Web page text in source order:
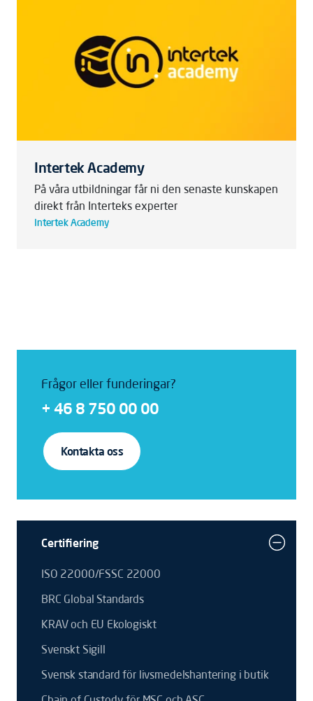
Intertek Academy
På våra utbildningar får ni den senaste kunskapen
direkt från Interteks experter
Intertek Academy
Frågor eller funderingar?
+ 46 8 750 00 00
Kontakta oss
Certifiering
ISO 22000/FSSC 22000
BRC Global Standards
KRAV och EU Ekologiskt
Svenskt Sigill
Svensk standard för livsmedelshantering i butik